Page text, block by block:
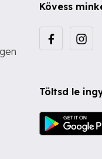
Kövess
Töltsd le